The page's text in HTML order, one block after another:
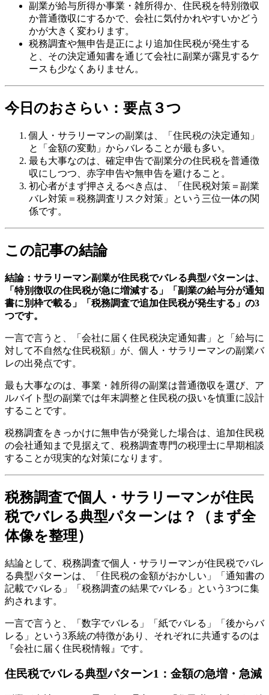
副業が給与所得か事業・雑所得か、住民税を特別徴収
か普通徴収にするかで、会社に気付かれやすいかどう
かが大きく変わります。
税務調査や無申告是正により追加住民税が発生する
と、その決定通知書を通じて会社に副業が露見するケ
ースも少なくありません。
今日のおさらい：要点３つ
個人・サラリーマンの副業は、「住民税の決定通知」
と「金額の変動」からバレることが最も多い。
最も大事なのは、確定申告で副業分の住民税を普通徴
収にしつつ、赤字申告や無申告を避けること。
初心者がまず押さえるべき点は、「住民税対策＝副業
バレ対策＝税務調査リスク対策」という三位一体の関
係です。
この記事の結論
結論：サラリーマン副業が住民税でバレる典型パターンは、
「特別徴収の住民税が急に増減する」「副業の給与分が通知
書に別枠で載る」「税務調査で追加住民税が発生する」の3
つです。
一言で言うと、「会社に届く住民税決定通知書」と「給与に
対して不自然な住民税額」が、個人・サラリーマンの副業バ
レの出発点です。
最も大事なのは、事業・雑所得の副業は普通徴収を選び、ア
ルバイト型の副業では年末調整と住民税の扱いを慎重に設計
することです。
税務調査をきっかけに無申告が発覚した場合は、追加住民税
の会社通知まで見据えて、税務調査専門の税理士に早期相談
することが現実的な対策になります。
税務調査で個人・サラリーマンが住民
税でバレる典型パターンは？（まず全
体像を整理）
結論として、税務調査で個人・サラリーマンが住民税でバレ
る典型パターンは、「住民税の金額がおかしい」「通知書の
記載でバレる」「税務調査の結果でバレる」という3つに集
約されます。
一言で言うと、「数字でバレる」「紙でバレる」「後からバ
レる」という3系統の特徴があり、それぞれに共通するのは
『会社に届く住民税情報』です。
住民税でバレる典型パターン1：金額の急増・急減